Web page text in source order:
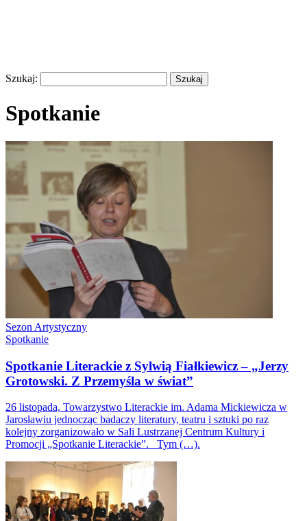
Szukaj:
Spotkanie
Sezon Artystyczny
Spotkanie
Spotkanie Literackie z Sylwią Fiałkiewicz – „Jerzy
Grotowski. Z Przemyśla w świat”
26 listopada, Towarzystwo Literackie im. Adama Mickiewicza w
Jarosławiu jednocząc badaczy literatury, teatru i sztuki po raz
kolejny zorganizowało w Sali Lustrzanej Centrum Kultury i
Promocji „Spotkanie Literackie”. Tym (…).